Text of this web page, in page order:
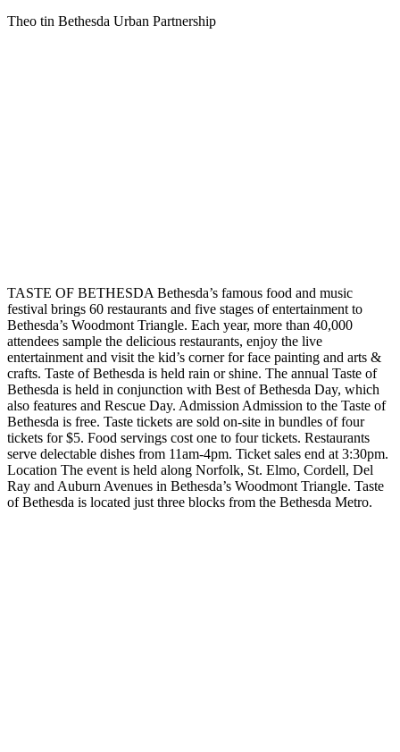
Theo tin Bethesda Urban Partnership
TASTE OF BETHESDA Bethesda’s famous food and music
festival brings 60 restaurants and five stages of entertainment to
Bethesda’s Woodmont Triangle. Each year, more than 40,000
attendees sample the delicious restaurants, enjoy the live
entertainment and visit the kid’s corner for face painting and arts &
crafts. Taste of Bethesda is held rain or shine. The annual Taste of
Bethesda is held in conjunction with Best of Bethesda Day, which
also features and Rescue Day. Admission Admission to the Taste of
Bethesda is free. Taste tickets are sold on-site in bundles of four
tickets for $5. Food servings cost one to four tickets. Restaurants
serve delectable dishes from 11am-4pm. Ticket sales end at 3:30pm.
Location The event is held along Norfolk, St. Elmo, Cordell, Del
Ray and Auburn Avenues in Bethesda’s Woodmont Triangle. Taste
of Bethesda is located just three blocks from the Bethesda Metro.